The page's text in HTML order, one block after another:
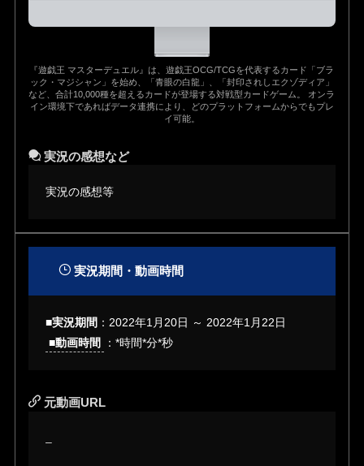
『遊戯王 マスターデュエル』は、遊戯王OCG/TCGを代表するカード「ブラ
ック・マジシャン」を始め、「青眼の白龍」、「封印されしエクゾディア」
など、合計10,000種を超えるカードが登場する対戦型カードゲーム。 オンラ
イン環境下であればデータ連携により、どのプラットフォームからでもプレ
イ可能。
実況の感想など
実況の感想等
実況期間・動画時間
■実況期間 ：2022年1月20日 ～ 2022年1月22日
■動画時間
：*時間*分*秒
元動画URL
–